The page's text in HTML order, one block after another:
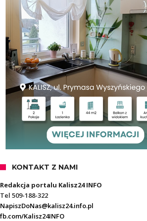
KONTAKT Z NAMI
Redakcja portalu Kalisz24 INFO
Tel 509-188-322
NapiszDoNas@kalisz24.info.pl
fb.com/Kalisz24INFO